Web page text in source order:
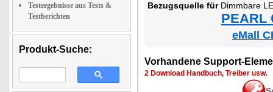
Testergebnisse aus Tests &
Testberichten
Produkt-Suche:
Be­zugs­quel­le fürDimm­ba­re LED-Qual­len-
PEARL
eMall
Vor­han­de­ne Sup­port-
2 Down­load Hand­buch, Trei­ber usw.